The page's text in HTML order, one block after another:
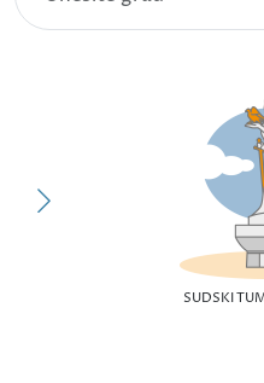
SUDSKI